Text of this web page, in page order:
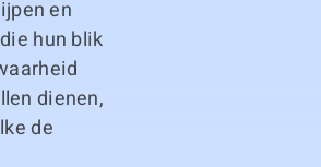
en
hun blik
dienen,
de